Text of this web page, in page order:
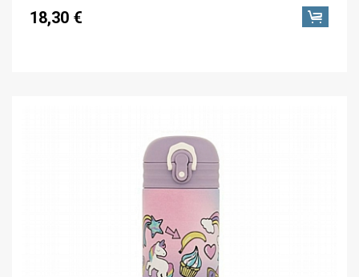
18,30 €